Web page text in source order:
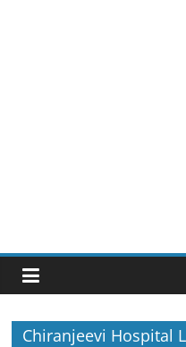
Chiranjeevi Hospital